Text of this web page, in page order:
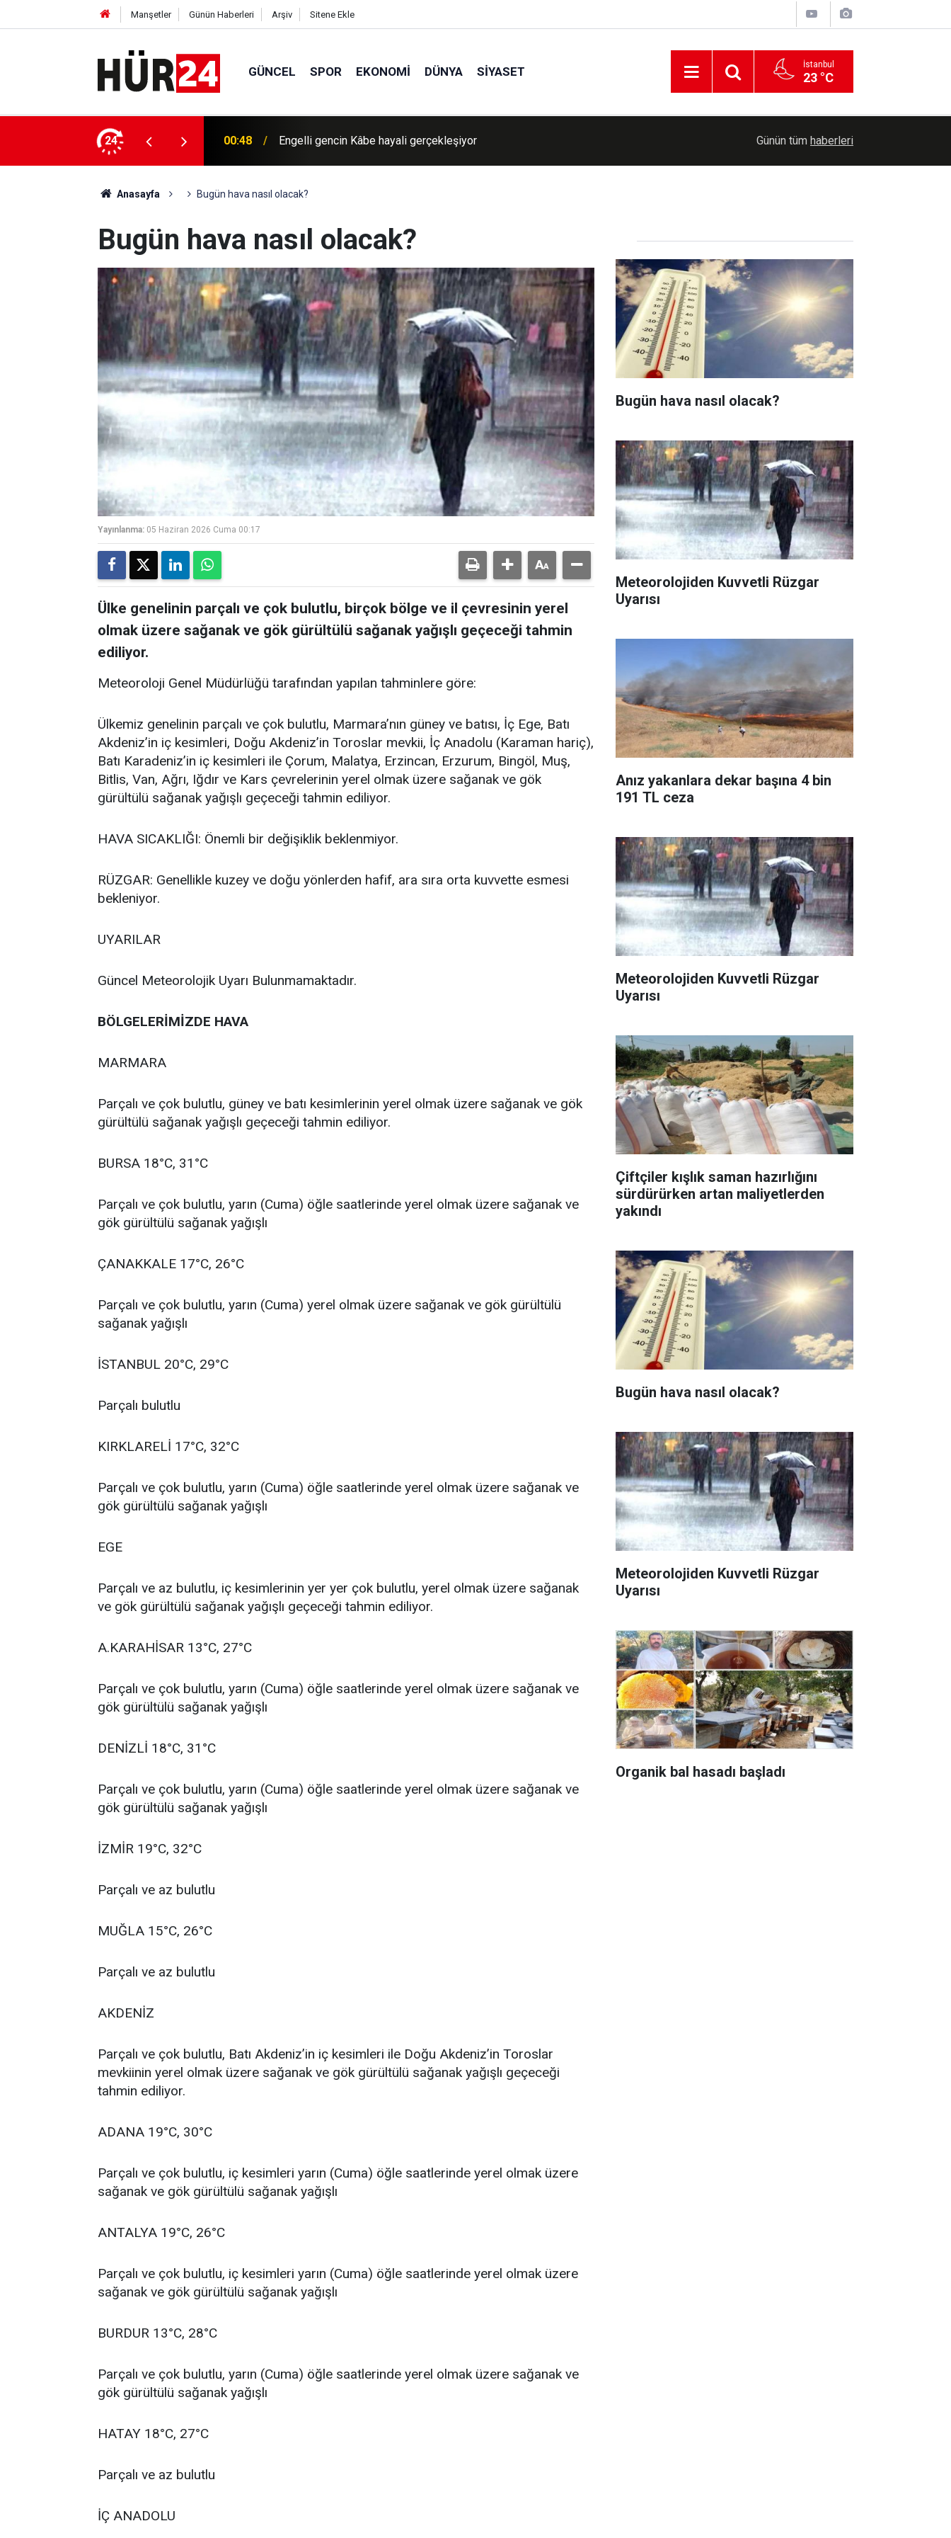
Manşetler Günün Haberleri Arşiv Sitene Ekle
GÜNCEL SPOR EKONOMI DÜNYA SIYASET İstanbul
23 °C
24
sıkışan kedi kurtarıldı 00:48 Engelli gencin Kâbe hayali gerçekleşiyor Bugün hava nasıl olacak?
Günün tüm haberleri
Anasayfa Bugün hava nasıl olacak?
Bugün hava nasıl olacak?
Yayınlanma: 05 Haziran 2026 Cuma 00:17
Ülke genelinin parçalı ve çok bulutlu, birçok bölge ve il çevresinin yerel
olmak üzere sağanak ve gök gürültülü sağanak yağışlı geçeceği tahmin
ediliyor.
Meteoroloji Genel Müdürlüğü tarafından yapılan tahminlere göre:
Ülkemiz genelinin parçalı ve çok bulutlu, Marmara’nın güney ve batısı, İç Ege, Batı
Akdeniz’in iç kesimleri, Doğu Akdeniz’in Toroslar mevkii, İç Anadolu (Karaman hariç),
Batı Karadeniz’in iç kesimleri ile Çorum, Malatya, Erzincan, Erzurum, Bingöl, Muş,
Bitlis, Van, Ağrı, Iğdır ve Kars çevrelerinin yerel olmak üzere sağanak ve gök
gürültülü sağanak yağışlı geçeceği tahmin ediliyor.
HAVA SICAKLIĞI: Önemli bir değişiklik beklenmiyor.
RÜZGAR: Genellikle kuzey ve doğu yönlerden hafif, ara sıra orta kuvvette esmesi
bekleniyor.
UYARILAR
Güncel Meteorolojik Uyarı Bulunmamaktadır.
BÖLGELERİMİZDE HAVA
MARMARA
Parçalı ve çok bulutlu, güney ve batı kesimlerinin yerel olmak üzere sağanak ve gök
gürültülü sağanak yağışlı geçeceği tahmin ediliyor.
BURSA 18°C, 31°C
Parçalı ve çok bulutlu, yarın (Cuma) öğle saatlerinde yerel olmak üzere sağanak ve
gök gürültülü sağanak yağışlı
ÇANAKKALE 17°C, 26°C
Parçalı ve çok bulutlu, yarın (Cuma) yerel olmak üzere sağanak ve gök gürültülü
sağanak yağışlı
İSTANBUL 20°C, 29°C
Parçalı bulutlu
KIRKLARELİ 17°C, 32°C
Parçalı ve çok bulutlu, yarın (Cuma) öğle saatlerinde yerel olmak üzere sağanak ve
gök gürültülü sağanak yağışlı
EGE
Parçalı ve az bulutlu, iç kesimlerinin yer yer çok bulutlu, yerel olmak üzere sağanak
ve gök gürültülü sağanak yağışlı geçeceği tahmin ediliyor.
A.KARAHİSAR 13°C, 27°C
Parçalı ve çok bulutlu, yarın (Cuma) öğle saatlerinde yerel olmak üzere sağanak ve
gök gürültülü sağanak yağışlı
DENİZLİ 18°C, 31°C
Parçalı ve çok bulutlu, yarın (Cuma) öğle saatlerinde yerel olmak üzere sağanak ve
gök gürültülü sağanak yağışlı
İZMİR 19°C, 32°C
Parçalı ve az bulutlu
MUĞLA 15°C, 26°C
Parçalı ve az bulutlu
AKDENİZ
Parçalı ve çok bulutlu, Batı Akdeniz’in iç kesimleri ile Doğu Akdeniz’in Toroslar
mevkiinin yerel olmak üzere sağanak ve gök gürültülü sağanak yağışlı geçeceği
tahmin ediliyor.
ADANA 19°C, 30°C
Parçalı ve çok bulutlu, iç kesimleri yarın (Cuma) öğle saatlerinde yerel olmak üzere
sağanak ve gök gürültülü sağanak yağışlı
ANTALYA 19°C, 26°C
Parçalı ve çok bulutlu, iç kesimleri yarın (Cuma) öğle saatlerinde yerel olmak üzere
sağanak ve gök gürültülü sağanak yağışlı
BURDUR 13°C, 28°C
Parçalı ve çok bulutlu, yarın (Cuma) öğle saatlerinde yerel olmak üzere sağanak ve
gök gürültülü sağanak yağışlı
HATAY 18°C, 27°C
Parçalı ve az bulutlu
İÇ ANADOLU
Bugün hava nasıl olacak?
Meteorolojiden Kuvvetli Rüzgar
Uyarısı
Anız yakanlara dekar başına 4 bin
191 TL ceza
Meteorolojiden Kuvvetli Rüzgar
Uyarısı
Çiftçiler kışlık saman hazırlığını
sürdürürken artan maliyetlerden
yakındı
Bugün hava nasıl olacak?
Meteorolojiden Kuvvetli Rüzgar
Uyarısı
Organik bal hasadı başladı